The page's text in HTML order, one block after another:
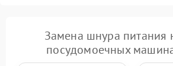
Замена шнура питания
посудомоечных